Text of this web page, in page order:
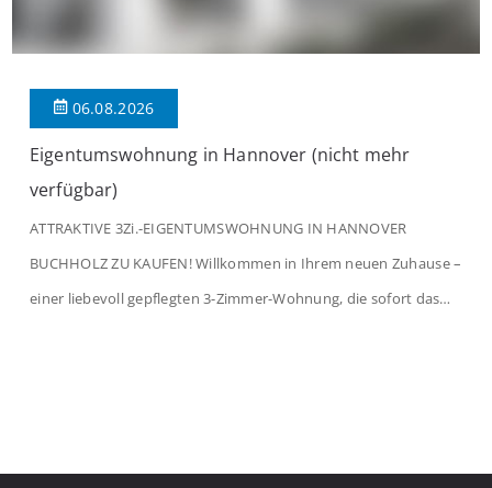
06.08.2026
Eigentumswohnung in Hannover (nicht mehr
verfügbar)
ATTRAKTIVE 3Zi.-EIGENTUMSWOHNUNG IN HANNOVER
BUCHHOLZ ZU KAUFEN! Willkommen in Ihrem neuen Zuhause –
einer liebevoll gepflegten 3-Zimmer-Wohnung, die sofort das